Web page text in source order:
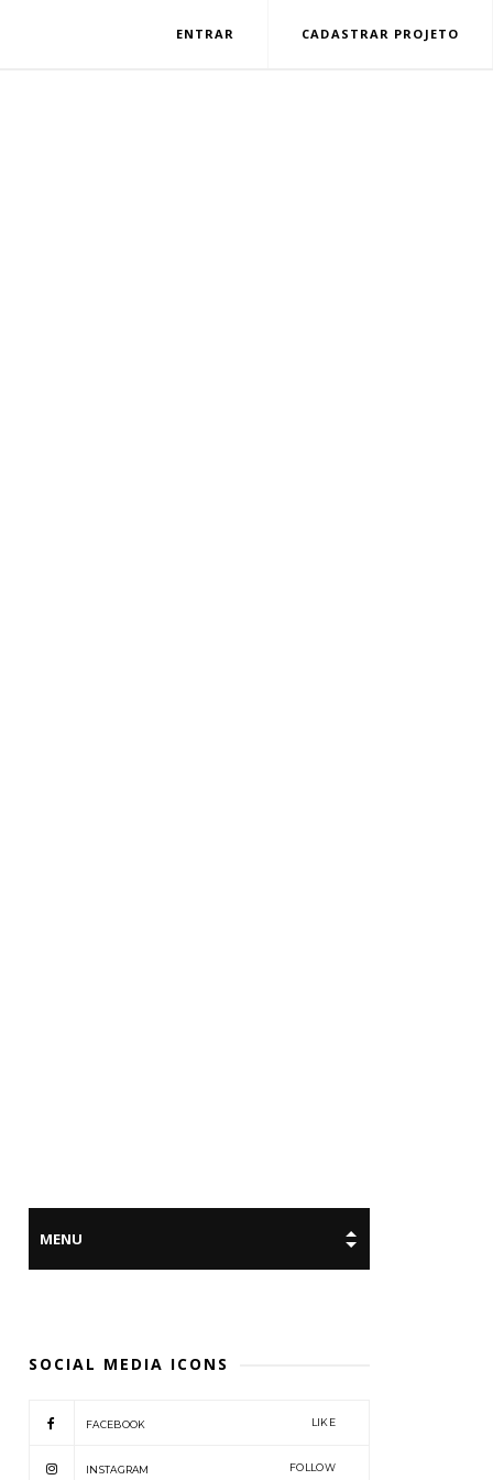
ENTRAR CADASTRAR PROJETO
SOCIAL MEDIA ICONS
FACEBOOK LIKE
INSTAGRAM FOLLOW